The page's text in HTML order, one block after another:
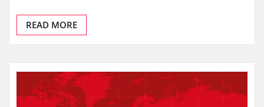
READ MORE